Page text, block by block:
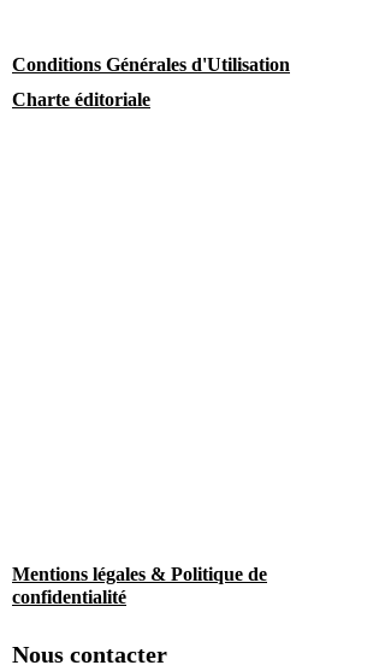
Conditions Générales d'Utilisation
Charte éditoriale
Mentions légales & Politique de
confidentialité
Nous contacter